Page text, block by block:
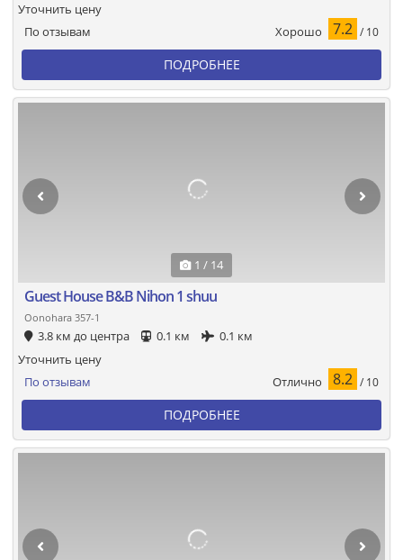
По отзывам Хорошо 7.2 / 10
Уточнить цену
ПОДРОБНЕЕ
1 / 14
Guest House B&B Nihon 1 shuu
Oonohara 357-1
3.8 км до центра 0.1 км 0.1 км
По отзывам Отлично 8.2 / 10
Уточнить цену
ПОДРОБНЕЕ